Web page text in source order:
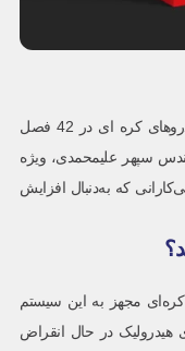
یادگیری صفر تا صد برق، انژکتور و آپشنال خودروهای کره ای در 42 فصل
سپهر علیمحمدی، ویژه
که به‌دنبال افزایش
کره‌ای مجهز به این سیستم
هیدرولیک در حال انقراض